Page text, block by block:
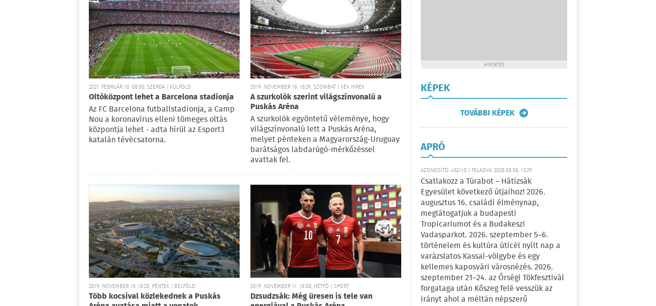
2021. FEBRUÁR 10. 08:00, SZERDA | KÜLFÖLD
Oltóközpont lehet a Barcelona stadionja
Az FC Barcelona futballstadionja, a Camp
Nou a koronavírus elleni tömeges oltás
központja lehet - adta hírül az Esport3
katalán tévécsatorna.
2019. NOVEMBER 16. 15:29, SZOMBAT | KÉK HÍREK
A szurkolók szerint világszínvonalú a
Puskás Aréna
A szurkolók egyöntetű véleménye, hogy
világszínvonalú lett a Puskás Aréna,
melyet pénteken a Magyarország-Uruguay
barátságos labdarúgó-mérkőzéssel
avattak fel.
2019. NOVEMBER 15. 10:20, PÉNTEK | BELFÖLD
Több kocsival közlekednek a Puskás
2019. NOVEMBER 11. 16:00, HÉTFŐ | SPORT
Dzsudzsák: Még üresen is tele van
HIRDETÉS
KÉPEK
TOVÁBBI KÉPEK
APRÓ
AZONOSÍTÓ: 452110 | FELADVA: 2026.08.06, 13:29
Csatlakozz a Túrabot – Hátizsák
Egyesület következő útjaihoz! 2026.
augusztus 16. családi élménynap,
meglátogatjuk a budapesti
Tropicariumot és a Budakeszi
Vadasparkot. 2026. szeptember 5–6.
történelem és kultúra úticél nyílt nap a
varázslatos Kassai-völgybe és egy
kellemes kaposvári városnézés. 2026.
szeptember 21–24. az Őrségi Tökfesztivál
forgataga után Kőszeg felé vesszük az
irányt ahol a méltán népszerű